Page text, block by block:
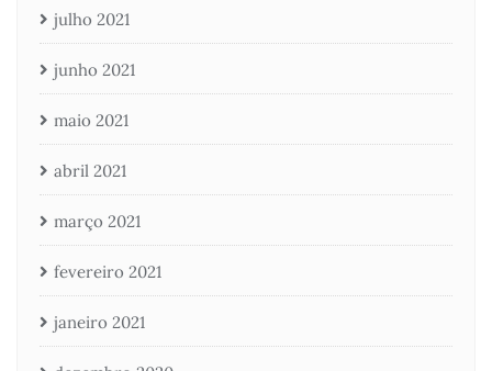
julho 2021
junho 2021
maio 2021
abril 2021
março 2021
fevereiro 2021
janeiro 2021